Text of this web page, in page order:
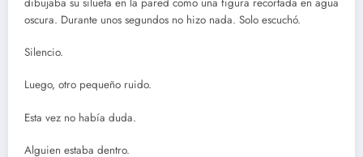
oscura. Durante unos segundos no hizo nada. Solo escuchó.
Silencio.
Luego, otro pequeño ruido.
Esta vez no había duda.
Alguien estaba dentro.